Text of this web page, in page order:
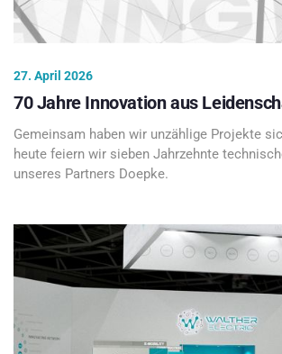
27. April 2026
70 Jahre Innovation aus
Gemeinsam haben wir unzählige Projekte
heute feiern wir sieben Jahrzehnte
unseres Partners Doepke.